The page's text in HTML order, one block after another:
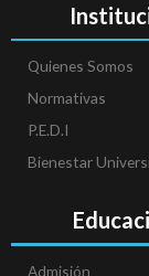
Quienes Somos
Normativas
P.E.D.I
Bienestar
Admisión